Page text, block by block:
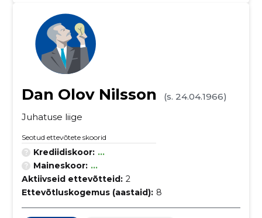
Dan Olov Nilsson
(s. 24.04.1966)
Juhatuse liige
Seotud ettevõtete skoorid
Krediidiskoor: ...
Maineskoor: ...
Aktiivseid ettevõtteid: 2
Ettevõtluskogemus (aastaid): 8